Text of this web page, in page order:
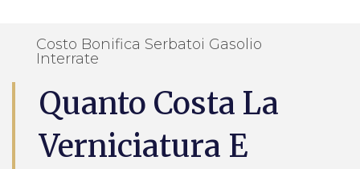
Costo Bonifica Serbatoi Gasolio
Interrate
Quanto Costa La
Verniciatura E